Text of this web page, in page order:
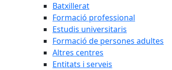
Batxillerat
Formació professional
Estudis universitaris
Formació de persones adultes
Altres centres
Entitats i serveis